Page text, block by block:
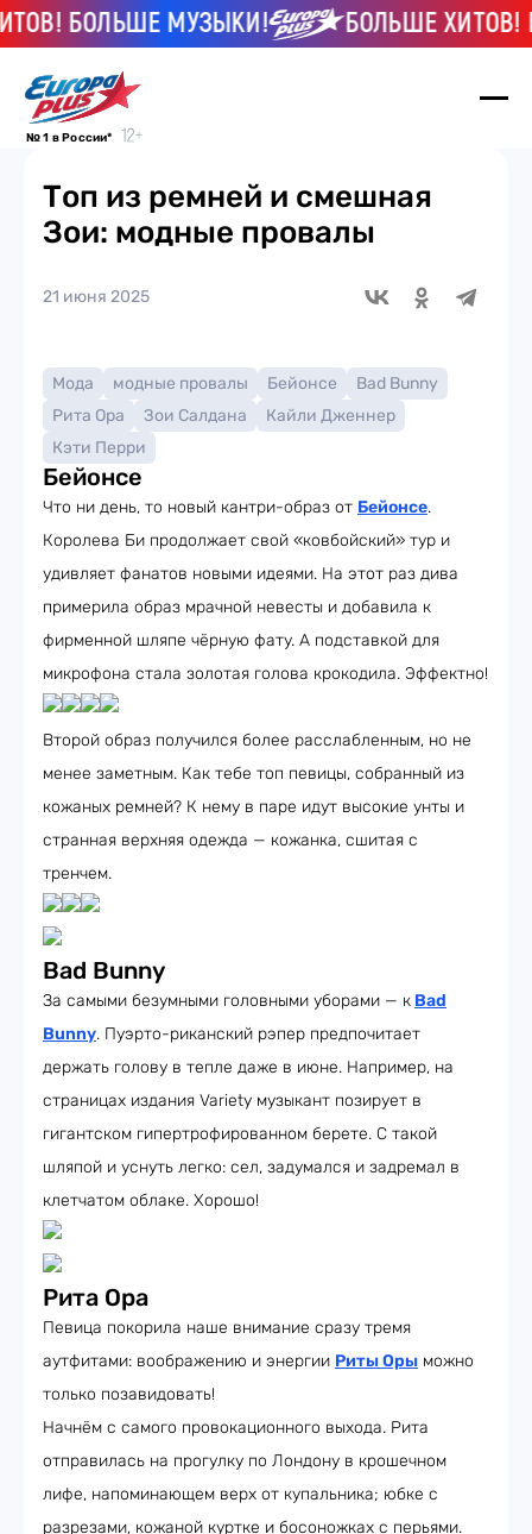
БОЛЬШЕ МУЗЫКИ! БОЛЬШЕ ХИТОВ!
№ 1 в России*
Топ из ремней и смешная
Зои: модные провалы
21 июня 2025
Мода модные провалы Бейонсе
Bad Bunny
Рита Ора
Зои Салдана
Кайли Дженнер
Кэти Перри
Бейонсе
Что ни день, то новый кантри-образ от Бейонсе.
Королева Би продолжает свой «ковбойский» тур и
удивляет фанатов новыми идеями. На этот раз дива
примерила образ мрачной невесты и добавила к
фирменной шляпе чёрную фату. А подставкой для
микрофона стала золотая голова крокодила. Эффектно!
Второй образ получился более расслабленным, но не
менее заметным. Как тебе топ певицы, собранный из
кожаных ремней? К нему в паре идут высокие унты и
странная верхняя одежда — кожанка, сшитая с
тренчем.
Bad Bunny
За самыми безумными головными уборами — к Bad
Bunny. Пуэрто-риканский рэпер предпочитает
держать голову в тепле даже в июне. Например, на
страницах издания Variety музыкант позирует в
гигантском гипертрофированном берете. С такой
шляпой и уснуть легко: сел, задумался и задремал в
клетчатом облаке. Хорошо!
Рита Ора
Певица покорила наше внимание сразу тремя
аутфитами: воображению и энергии Риты Оры можно
только позавидовать!
Начнём с самого провокационного выхода. Рита
отправилась на прогулку по Лондону в крошечном
лифе, напоминающем верх от купальника; юбке с
разрезами, кожаной куртке и босоножках с перьями.